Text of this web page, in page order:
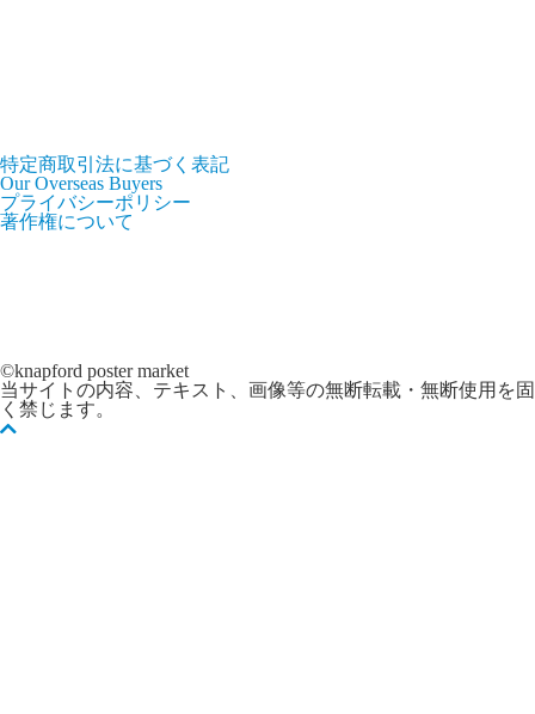
特定商取引法に基づく表記
Our Overseas Buyers
プライバシーポリシー
著作権について
©knapford poster market
当サイトの内容、テキスト、画像等の無断転載・無断使用を固
く禁じます。